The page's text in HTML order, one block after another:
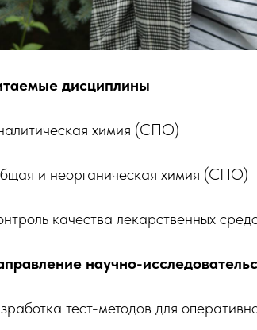
дисциплины
химия (СПО)
и неорганическая химия (СПО)
качества лекарственных
научно-
тест-методов для